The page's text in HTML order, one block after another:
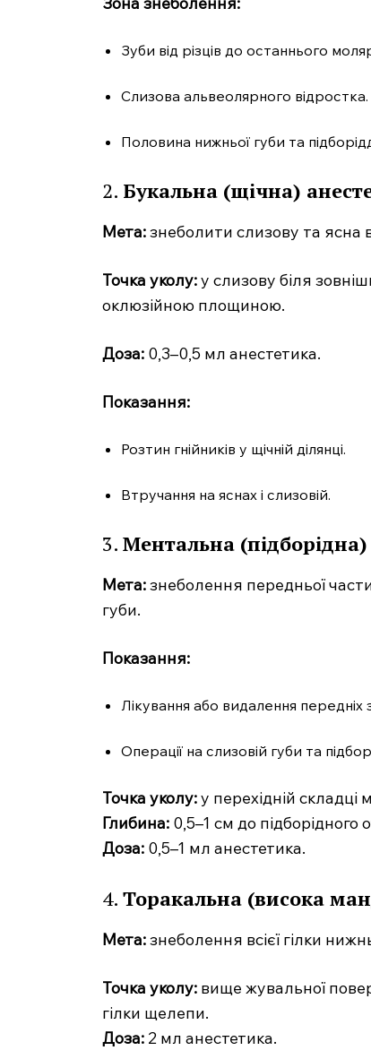
Зуби від різців до останнього
Слизова альвеолярного відростка.
Половина нижньої губи та
2. Букальна (щічна)
Мета:знеболити слизову та ясна
Точка уколу:у слизову біля
оклюзійною площиною.
Доза: 0,3–0,5 мл анестетика.
Показання:
Розтин гнійників у щічній ділянці.
Втручання на яснах і слизовій.
3. Ментальна (підборідна)
Мета:знеболення передньої
губи.
Показання:
Лікування або видалення передніх
Операції на слизовій губи та
Точка уколу:у перехідній
Глибина: 0,5–1 см до підборідного
Доза: 0,5–1 мл анестетика.
4. Торакальна (висока
Мета:знеболення всієї гілки
Точка уколу: вище жувальної
гілки щелепи.
Доза: 2 мл анестетика.